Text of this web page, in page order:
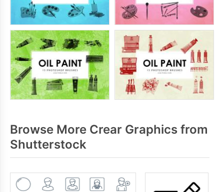
Browse More Crear Graphics from
Shutterstock